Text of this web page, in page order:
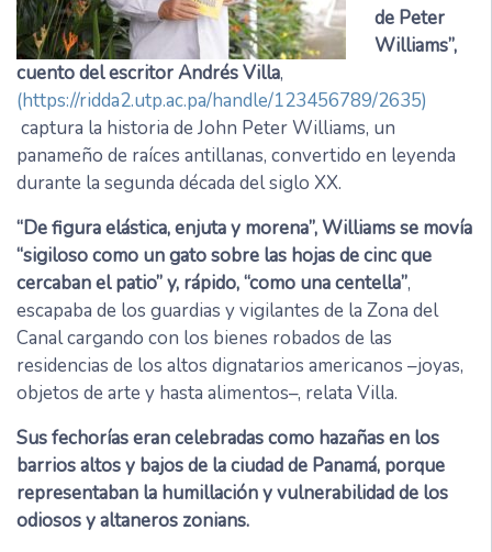
de Peter
Williams”,
cuento del escritor Andrés Villa,
(https://ridda2.utp.ac.pa/handle/123456789/2635)
captura la historia de John Peter Williams, un
panameño de raíces antillanas, convertido en leyenda
durante la segunda década del siglo XX.
“De figura elástica, enjuta y morena”, Williams se movía
“sigiloso como un gato sobre las hojas de cinc que
cercaban el patio” y, rápido, “como una centella”,
escapaba de los guardias y vigilantes de la Zona del
Canal cargando con los bienes robados de las
residencias de los altos dignatarios americanos –joyas,
objetos de arte y hasta alimentos–, relata Villa.
Sus fechorías eran celebradas como hazañas en los
barrios altos y bajos de la ciudad de Panamá, porque
representaban la humillación y vulnerabilidad de los
odiosos y altaneros zonians.